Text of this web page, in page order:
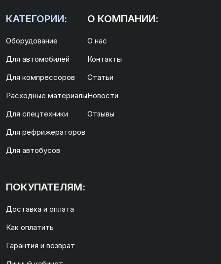
КАТЕГОРИИ:
Оборудование
Для автомобилей
Для компрессоров
Расходные материалы
Для спецтехники
Для рефрижераторов
Для автобусов
О КОМПАНИИ:
О нас
Контакты
Статьи
Новости
Отзывы
ПОКУПАТЕЛЯМ:
Доставка и оплата
Как оплатить
Гарантия и возврат